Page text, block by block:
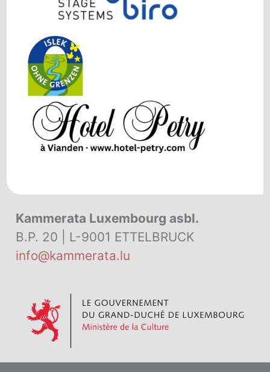
Kammerata Luxembourg asbl.
B.P. 20 | L-9001 ETTELBRUCK
info@kammerata.lu